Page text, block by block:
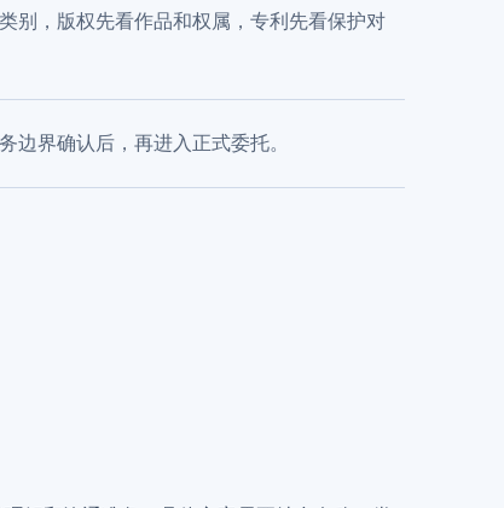
别，版权先看作品和权属，专利先看保护对
边界确认后，再进入正式委托。